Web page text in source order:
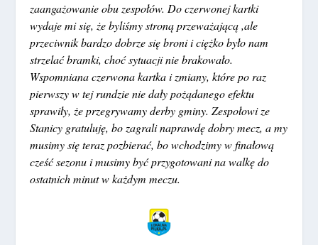
zaangażowanie obu zespołów. Do czerwonej kartki
wydaje mi się, że byliśmy stroną przeważającą ,ale
przeciwnik bardzo dobrze się broni i ciężko było nam
strzelać bramki, choć sytuacji nie brakowało.
Wspomniana czerwona kartka i zmiany, które po raz
pierwszy w tej rundzie nie dały pożądanego efektu
sprawiły, że przegrywamy derby gminy. Zespołowi ze
Stanicy gratuluję, bo zagrali naprawdę dobry mecz, a my
musimy się teraz pozbierać, bo wchodzimy w finałową
cześć sezonu i musimy być przygotowani na walkę do
ostatnich minut w każdym meczu.